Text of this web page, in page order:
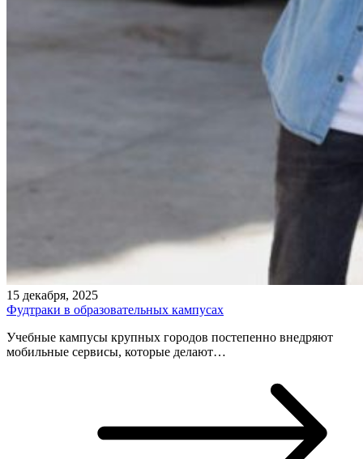
15 декабря, 2025
Фудтраки в образовательных кампусах
Учебные кампусы крупных городов постепенно внедряют
мобильные сервисы, которые делают…